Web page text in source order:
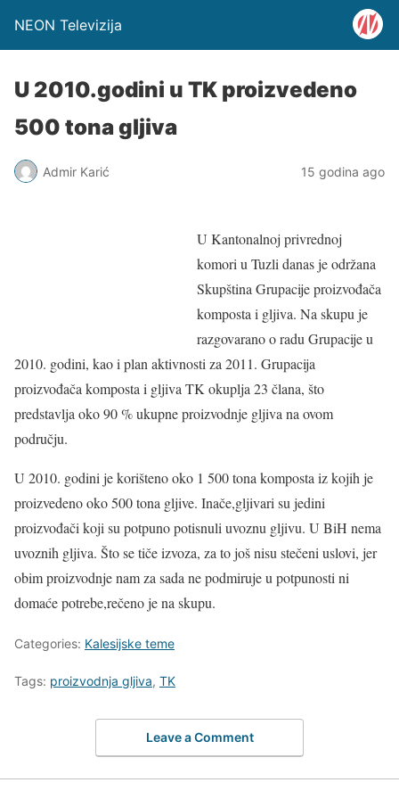
NEON Televizija
U 2010.godini u TK proizvedeno
500 tona gljiva
Admir Karić 15 godina ago
U Kantonalnoj privrednoj
komori u Tuzli danas je održana
Skupština Grupacije proizvođača
komposta i gljiva. Na skupu je
razgovarano o radu Grupacije u
2010. godini, kao i plan aktivnosti za 2011. Grupacija
proizvođača komposta i gljiva TK okuplja 23 člana, što
predstavlja oko 90 % ukupne proizvodnje gljiva na ovom
području.
U 2010. godini je korišteno oko 1 500 tona komposta iz kojih je
proizvedeno oko 500 tona gljive. Inače,gljivari su jedini
proizvođači koji su potpuno potisnuli uvoznu gljivu. U BiH nema
uvoznih gljiva. Što se tiče izvoza, za to još nisu stečeni uslovi, jer
obim proizvodnje nam za sada ne podmiruje u potpunosti ni
domaće potrebe,rečeno je na skupu.
Categories: Kalesijske teme
Tags: proizvodnja gljiva, TK
Leave a Comment